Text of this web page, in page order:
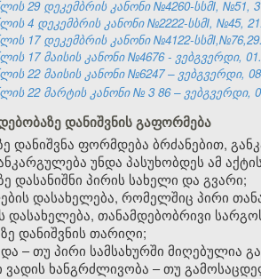
29 დეკემბრის კანონი №4260-სსმI, №51,
4 დეკემბრის კანონი №2222-სსმI, №45,
17 დეკემბრის კანონი №4122-
17 მაისის კანონი №4676 - ვებგვერდი,
22 მაისის კანონი №6247 – ვებგვერდი,
22 მარტის კანონი № 3 86 – ვებგვერდი,
დანიშვნის გაფორმება
დანიშვნა ფორმდება ბრძანებით,
უნდა პასუხობდეს ამ
დასანიშნი პირის სახელი და გვარი;
დასახელება, რომელშიც პირი
დასახელება, თანამდებობრივი
დანიშვნის თარიღი;
– თუ პირი სამსახურში მიღებულია
ვადის ხანგრძლივობა – თუ